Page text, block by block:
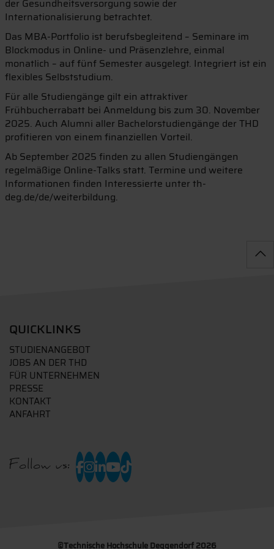
der Gesundheitsversorgung sowie der
Internationalisierung betrachtet.
Das MBA-Portfolio ist berufsbegleitend – Seminare im
Blockmodus in Online- und Präsenzlehre, einmal
monatlich – auf fünf Semester ausgelegt. Integriert ist ein
flexibles Selbststudium.
Für alle Studiengänge gilt ein attraktiver
Frühbucherrabatt bei Anmeldung bis zum 30. November
2025. Auch Alumni aller Bachelorstudiengänge der THD
profitieren von einem finanziellen Vorteil.
Ab September 2025 finden zu allen Studiengängen
regelmäßige Online-Talks statt. Termine und weitere
Informationen finden Interessierte unter th-
deg.de/de/weiterbildung.
QUICKLINKS
STUDIENANGEBOT
JOBS AN DER THD
FÜR UNTERNEHMEN
PRESSE
KONTAKT
ANFAHRT
Follow us:
©Technische Hochschule Deggendorf 2026